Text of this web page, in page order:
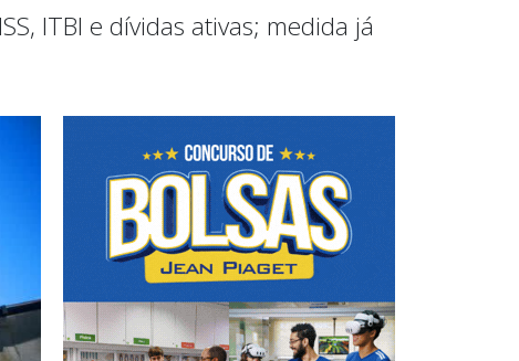
ITBI e dívidas ativas; medida já